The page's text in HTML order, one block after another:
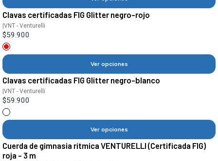
Clavas certificadas FIG Glitter negro-rojo
|VNT - Venturelli
$59.900
Ver opciones
Clavas certificadas FIG Glitter negro-blanco
|VNT - Venturelli
$59.900
Ver opciones
Cuerda de gimnasia rítmica VENTURELLI (Certificada FIG)
roja - 3 m